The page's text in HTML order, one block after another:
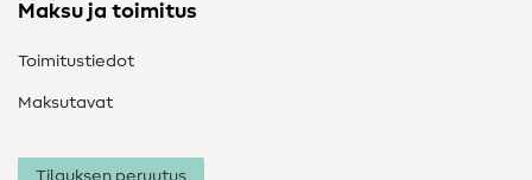
Maksu ja toimitus
Toimitustiedot
Maksutavat